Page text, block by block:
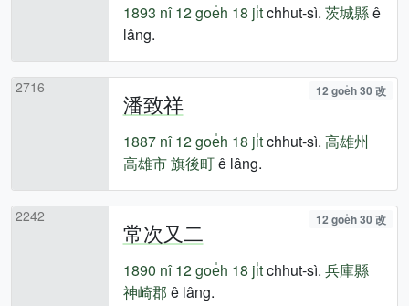
1893 nî 12 goe̍h 18 ji̍tchhut-sì. 茨城縣ê
lâng.
2716
潘致祥 12 goe̍h 30 改
1887 nî 12 goe̍h 18 ji̍tchhut-sì. 高雄州
高雄市旗後町ê lâng.
2242
常次又二 12 goe̍h 30 改
1890 nî 12 goe̍h 18 ji̍tchhut-sì. 兵庫縣
神崎郡 ê lâng.